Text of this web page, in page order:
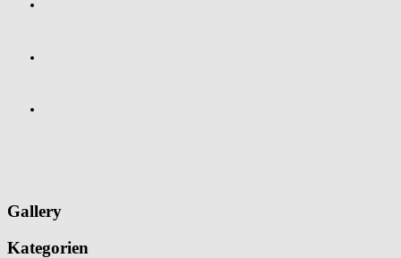
Gallery
Kategorien